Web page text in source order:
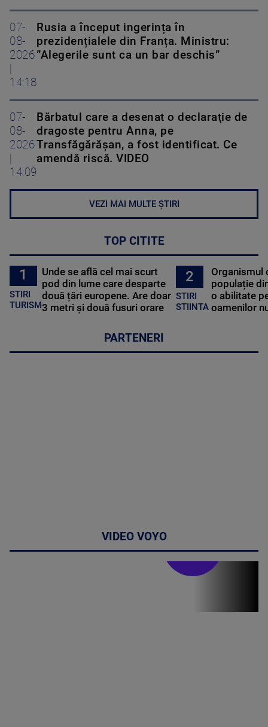
07-
08-
2026
|
14:18
Rusia a început ingerința în
prezidențialele din Franța. Ministru:
”Alegerile sunt ca un bar deschis”
07-
08-
2026
|
14:09
Bărbatul care a desenat o declaraţie de
dragoste pentru Anna, pe
Transfăgărăşan, a fost identificat. Ce
amendă riscă. VIDEO
VEZI MAI MULTE ȘTIRI
TOP CITITE
1
STIRI
TURISM
Unde se află cel mai scurt
pod din lume care desparte
două țări europene. Are doar
3 metri și două fusuri orare
2
STIRI
STIINTA
Organismul
populație
o abilitate
oamenilor
PARTENERI
VIDEO VOYO
Stirile PRO TV